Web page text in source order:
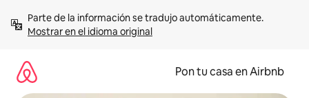
contenidoMostrar en el idioma original
Pon tu casa en Airbnb